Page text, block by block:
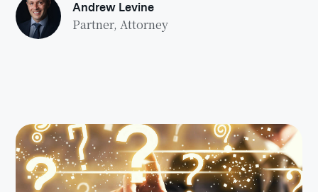
Andrew Levine
Partner, Attorney